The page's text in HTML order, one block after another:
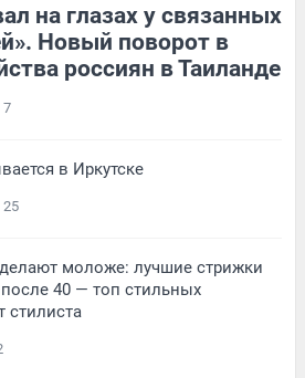
на глазах у связанных
Новый поворот в
россиян в Таиланде
7
в Иркутске
25
моложе: лучшие стрижки
40 — топ стильных
стилиста